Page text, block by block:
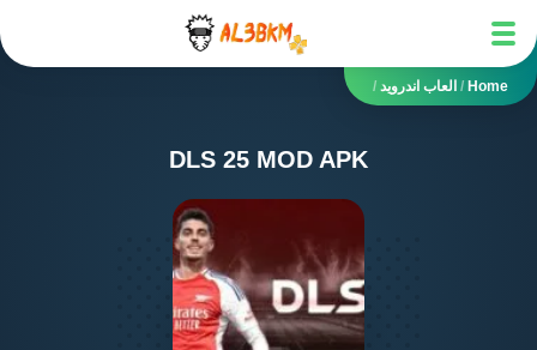
Home
/ العاب اندرويد /
DLS 25 MOD APK